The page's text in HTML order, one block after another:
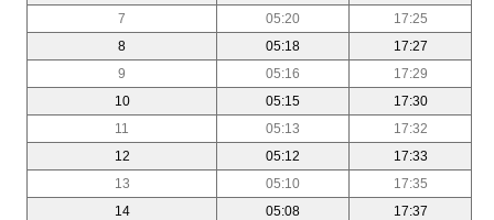
7
05:20
17:25
8
05:18
17:27
9
05:16
17:29
10
05:15
17:30
11
05:13
17:32
12
05:12
17:33
13
05:10
17:35
14
05:08
17:37